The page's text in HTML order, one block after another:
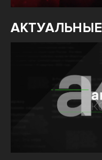
АКТУАЛЬНЫЕ